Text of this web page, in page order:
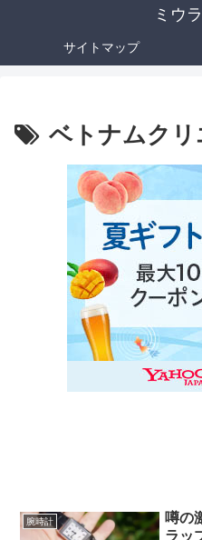
ミウ
サイトマップ
ベトナムクリ
腕時計
噂の
ラッ